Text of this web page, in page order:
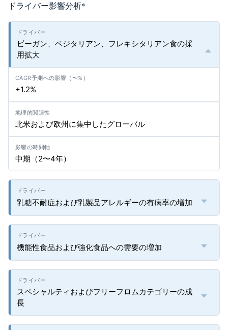
ドライバー影響分析*
ビーガン、ベジタリアン、フレキシタリアン食の採
用拡大
+1.2%
北米および欧州に集中したグローバル
中期（2〜4年）
乳糖不耐症および乳製品アレルギーの有病率の増加
機能性食品および強化食品への需要の増加
スペシャルティおよびフリーフロムカテゴリーの成
長